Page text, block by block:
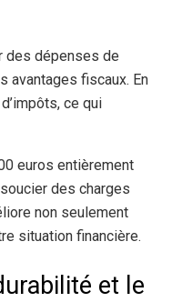
des dépenses de
avantages fiscaux. En
ce qui
euros entièrement
des charges
non seulement
situation financière.
et le